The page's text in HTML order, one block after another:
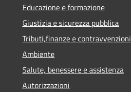
Educazione e formazione
Giustizia e sicurezza pubblica
Tributi,finanze e contravvenzioni
Ambiente
Salute, benessere e assistenza
Autorizzazioni